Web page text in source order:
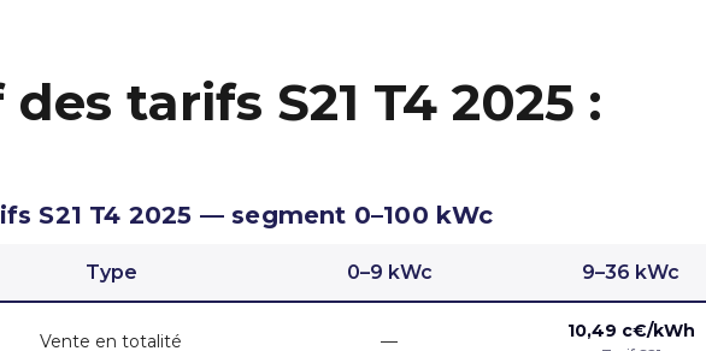
tarifs S21 T4 2025 :
S21 T4 2025 — segment 0–100 kWc
Type 0–9 kWc 9–36 kWc
Vente en totalité — 10,49 c€/kWh